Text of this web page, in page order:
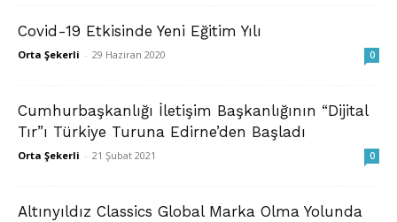
Covid-19 Etkisinde Yeni Eğitim Yılı
Orta Şekerli - 29 Haziran 2020 0
Cumhurbaşkanlığı İletişim Başkanlığının “Dijital
Tır”ı Türkiye Turuna Edirne’den Başladı
Orta Şekerli - 21 Şubat 2021 0
Altınyıldız Classics Global Marka Olma Yolunda